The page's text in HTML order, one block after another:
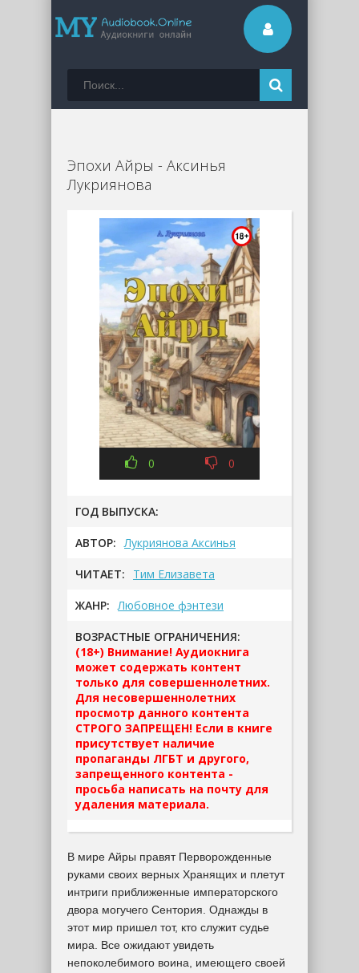
Эпохи Айры - Аксинья
Лукриянова
0 0
ГОД ВЫПУСКА:
АВТОР: Лукриянова Аксинья
ЧИТАЕТ: Тим Елизавета
ЖАНР: Любовное фэнтези
ВОЗРАСТНЫЕ ОГРАНИЧЕНИЯ:
(18+) Внимание! Аудиокнига
может содержать контент
только для совершеннолетних.
Для несовершеннолетних
просмотр данного контента
СТРОГО ЗАПРЕЩЕН! Если в книге
присутствует наличие
пропаганды ЛГБТ и другого,
запрещенного контента -
просьба написать на почту для
удаления материала.
В мире Айры правят Перворожденные
руками своих верных Хранящих и плетут
интриги приближенные императорского
двора могучего Сентория. Однажды в
этот мир пришел тот, кто служит судье
мира. Все ожидают увидеть
непоколебимого воина, имеющего своей